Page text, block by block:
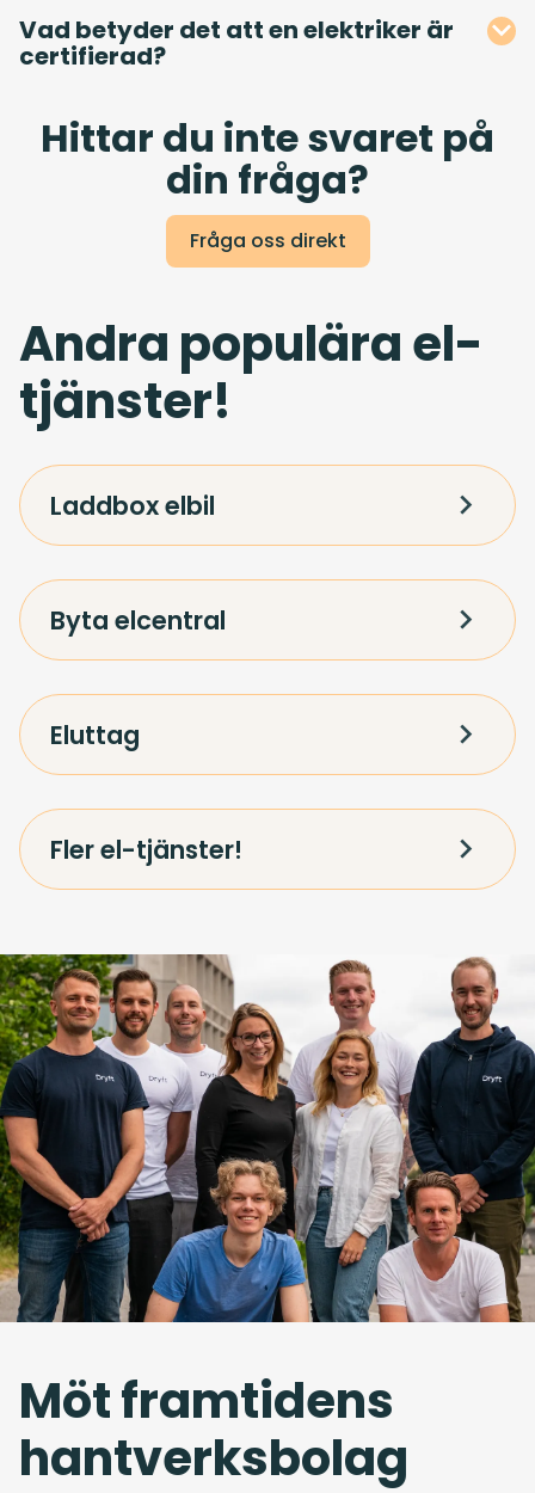
Vad betyder det att en elektriker är
certifierad?
Hittar du inte svaret på
din fråga?
Fråga oss direkt
Andra populära el-
tjänster!
Laddbox elbil
Byta elcentral
Eluttag
Fler el-tjänster!
Möt framtidens
hantverksbolag